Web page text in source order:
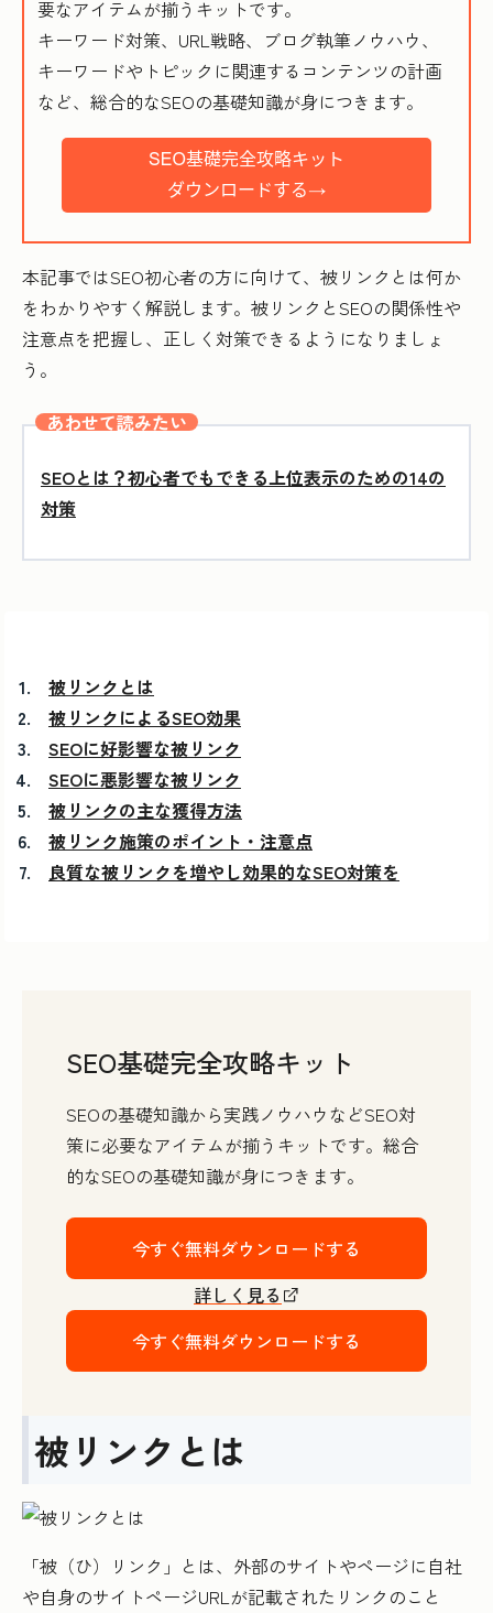
要なアイテムが揃うキットです。
キーワード対策、URL戦略、ブログ執筆ノウハウ、
キーワードやトピックに関連するコンテンツの計画
など、総合的なSEOの基礎知識が身につきます。
本記事ではSEO初心者の方に向けて、被リンクとは何か
をわかりやすく解説します。被リンクとSEOの関係性や
注意点を把握し、正しく対策できるようになりましょ
う。
あわせて読みたい
SEOとは？初心者でもできる上位表示のための14の
対策
被リンクとは
被リンクによるSEO効果
SEOに好影響な被リンク
SEOに悪影響な被リンク
被リンクの主な獲得方法
被リンク施策のポイント・注意点
良質な被リンクを増やし効果的なSEO対策を
SEO基礎完全攻略キット
SEOの基礎知識から実践ノウハウなどSEO対
策に必要なアイテムが揃うキットです。総合
的なSEOの基礎知識が身につきます。
今すぐ無料ダウンロードする
詳しく見る
今すぐ無料ダウンロードする
被リンクとは
「被（ひ）リンク」とは、外部のサイトやページに自社
や自身のサイトページURLが記載されたリンクのこと